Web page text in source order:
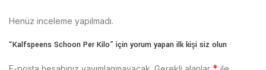
Henüz inceleme yapılmadı.
“Kalfspeens Schoon Per Kilo” için yorum yapan ilk kişi siz olun